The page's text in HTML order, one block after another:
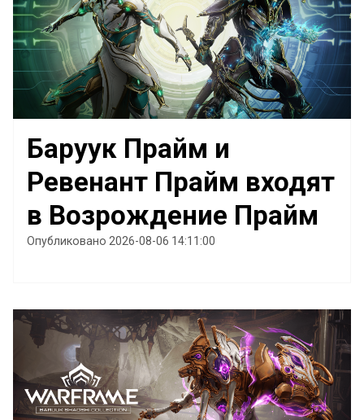
Баруук Прайм и
Ревенант Прайм входят
в Возрождение Прайм
Опубликовано 2026-08-06 14:11:00